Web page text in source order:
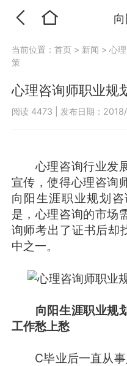
当前位置：首页 > 新闻 >心
策
心理咨询师职业规
阅读 4473 发布日期：
心理咨询行业发展
宣传，使得心理咨询
向阳生涯职业规划
是，心理咨询的市场
询师考出了证书后却
中之一。
向阳生涯职业规划
工作愁上愁
C毕业后一直从事